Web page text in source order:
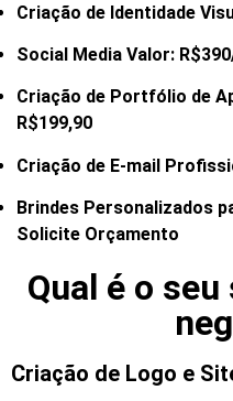
Criação de Identidade
Social Media Valor:
Criação de Portfólio de
R$199,90
Criação de E-mail
Brindes Personalizados
Solicite Orçamento
Qual é o
Criação de Logo e